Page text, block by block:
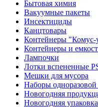
Бытовая химия
Вакуумные пакеты
Инсектициды
Канцтовары
Контейнеры "Комус-
Контейнеры и
Лампочки
Лотки вспененные
Мешки для мусора
Наборы
Новогодняя
Новогодняя